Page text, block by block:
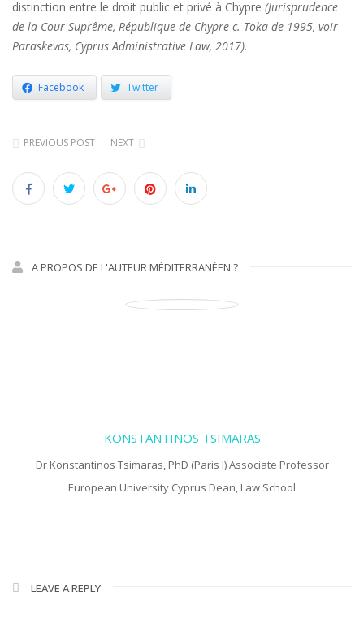
distinction entre le droit public et privé à Chypre (Jurisprudence
de la Cour Suprême, République de Chypre c. Toka de 1995, voir
Paraskevas, Cyprus Administrative Law, 2017).
Facebook Twitter
PREVIOUS POST NEXT
A PROPOS DE L'AUTEUR MÉDITERRANÉEN ?
KONSTANTINOS TSIMARAS
Dr Konstantinos Tsimaras, PhD (Paris I) Associate Professor
European University Cyprus Dean, Law School
LEAVE A REPLY